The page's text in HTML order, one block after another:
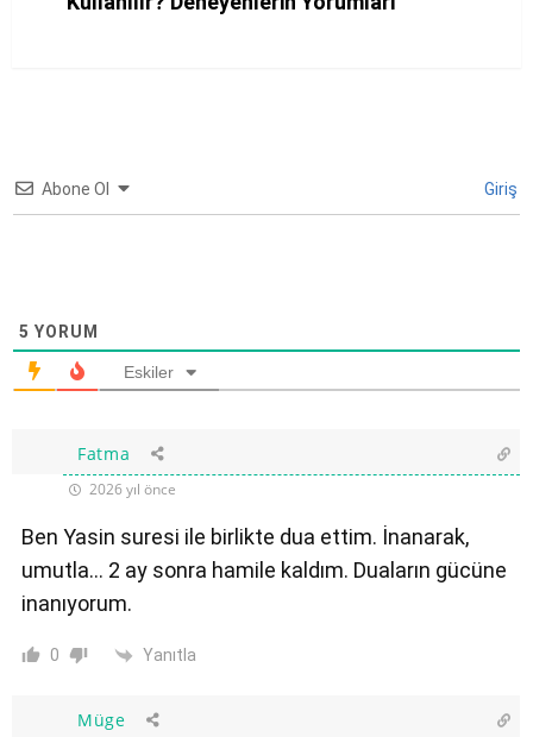
Abone Ol Giriş
5 YORUM
Eskiler
Fatma
2026 yıl önce
Ben Yasin suresi ile birlikte dua ettim. İnanarak,
umutla… 2 ay sonra hamile kaldım. Duaların gücüne
inanıyorum.
0 Yanıtla
Müge